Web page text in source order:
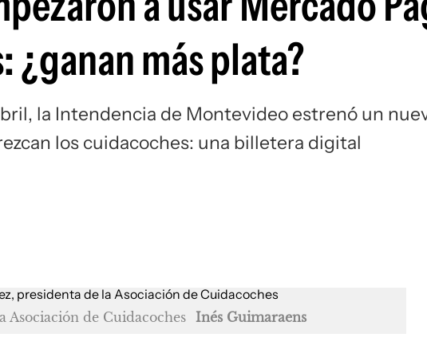
más plata?
la Intendencia de Montevideo estrenó un
los cuidacoches: una billetera digital
Asociación de Cuidacoches Inés Guimaraens